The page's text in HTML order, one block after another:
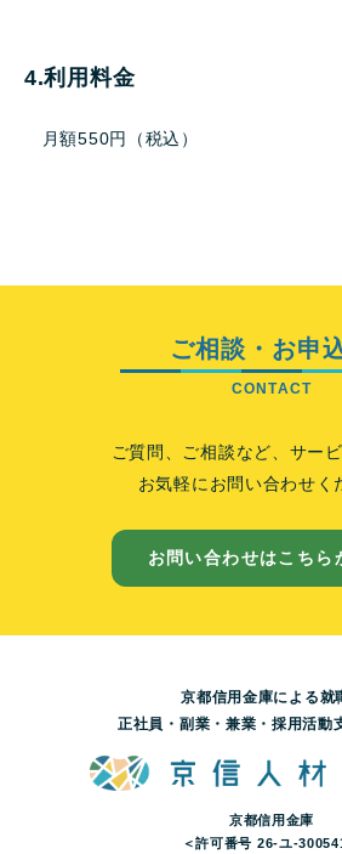
4.利用料金
月額550円（税込）
ご相談・お申
ご質問、ご相談など、サー
お気軽にお問い合わせく
お問い合わせはこちら
京都信用金庫による就
正社員・副業・兼業・採用活動
京都信用金庫
＜許可番号 26-ユ-